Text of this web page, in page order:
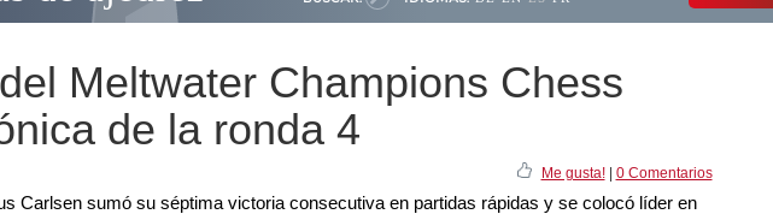
Meltwater Champions Chess
de la ronda 4
Me gusta!| 0 Comentarios
Carlsen sumó su séptima victoria consecutiva en partidas rápidas y se colocó líder en